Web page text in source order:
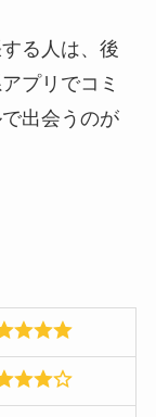
る人は、後
プリでコミ
出会うのが